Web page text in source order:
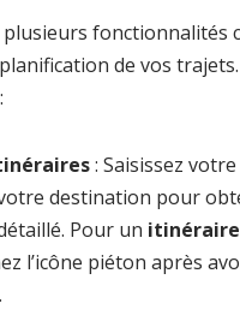
fonctionnalités
de vos
: Saisissez
destination pour
Pour un
l’icône piéton après